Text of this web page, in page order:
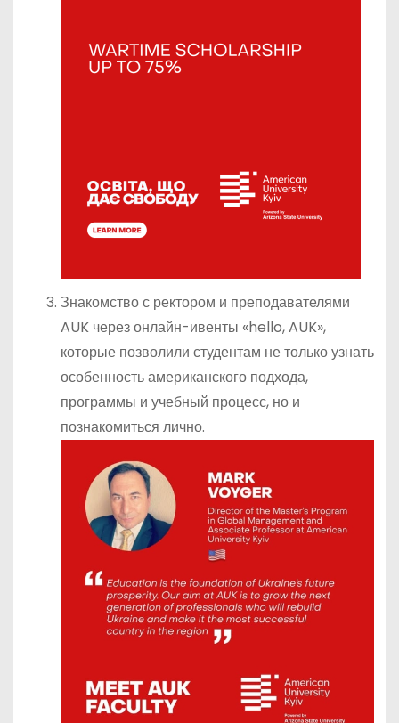
Знакомство с ректором и преподавателями
AUK через онлайн-ивенты «hello, AUK»,
которые позволили студентам не только узнать
особенность американского подхода,
программы и учебный процесс, но и
познакомиться лично.